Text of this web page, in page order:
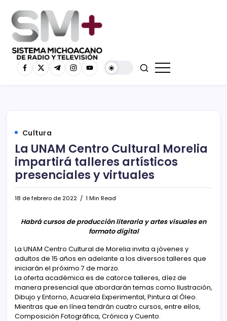
Cultura
La UNAM Centro Cultural Morelia
impartirá talleres artísticos
presenciales y virtuales
18 de febrero de 2022 1 Min Read
Habrá cursos de producción literaria y artes visuales en
formato digital
La UNAM Centro Cultural de Morelia invita a jóvenes y
adultos de 15 años en adelante a los diversos talleres que
iniciarán el próximo 7 de marzo.
La oferta académica es de catorce talleres, díez de
manera presencial que abordarán temas como Ilustración,
Dibujo y Entorno, Acuarela Experimental, Pintura al Óleo.
Mientras que en línea tendrán cuatro cursos, entre ellos,
Composición Fotográfica, Crónica y Cuento.